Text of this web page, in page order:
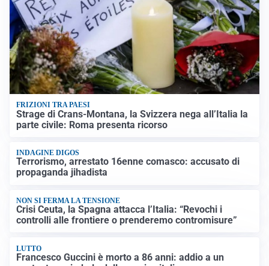
FRIZIONI TRA PAESI
Strage di Crans-Montana, la Svizzera nega all’Italia la
parte civile: Roma presenta ricorso
INDAGINE DIGOS
Terrorismo, arrestato 16enne comasco: accusato di
propaganda jihadista
NON SI FERMA LA TENSIONE
Crisi Ceuta, la Spagna attacca l’Italia: “Revochi i
controlli alle frontiere o prenderemo contromisure”
LUTTO
Francesco Guccini è morto a 86 anni: addio a un